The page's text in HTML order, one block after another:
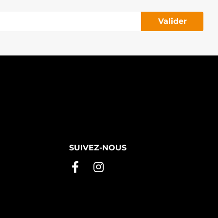
Valider
SUIVEZ-NOUS